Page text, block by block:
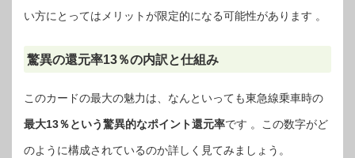
い方にとってはメリットが限定的になる可能性があります 。
驚異の還元率13％の内訳と仕組み
このカードの最大の魅力は、なんといっても東急線乗車時の
最大13％という驚異的なポイント還元率です 。この数字がど
のように構成されているのか詳しく見てみましょう。